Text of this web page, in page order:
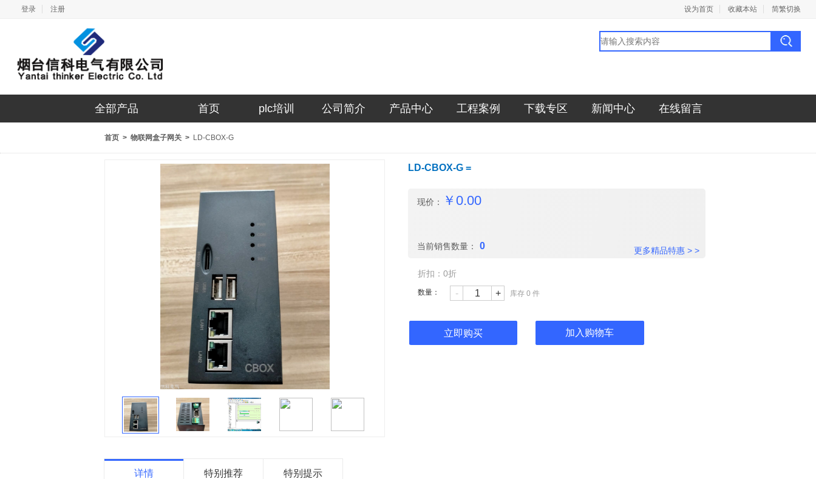
登录 注册 设为首页 收藏本站 简繁切换
全部产品 首页 plc培训 公司简介 产品中心 工程案例 下载专区 新闻中心 在线留言
首页 > 物联网盒子网关 > LD-CBOX-G
LD-CBOX-G =
现价： ￥ 0.00
当前销售数量： 0 更多精品特惠 > >
折扣：0折
数量： - + 库存 0 件
立即购买 加入购物车
详情 特别推荐 特别提示